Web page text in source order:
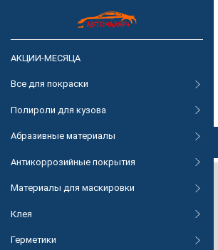
АКЦИИ-МЕСЯЦА
Все для покраски
Полироли для кузова
Абразивные материалы
Антикоррозийные покрытия
Материалы для маскировки
Клея
Герметики